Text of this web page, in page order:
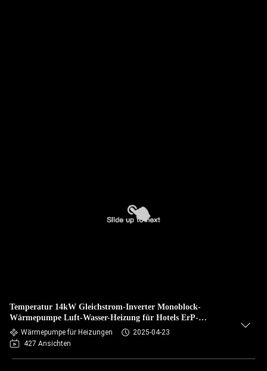
Temperatur 14kW Gleichstrom-Inverter Monoblock-
Wärmepumpe Luft-Wasser-Heizung für Hotels ErP-
Bewertung
Wärmepumpe für Heizungen
2025-04-23
427 Ansichten